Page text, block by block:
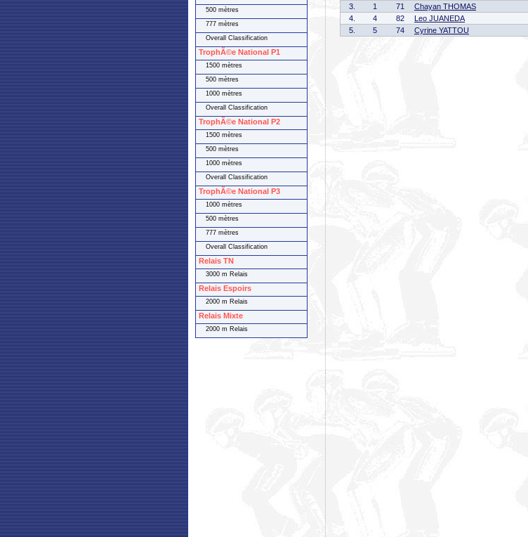
3.
1 71 Chayan THOMAS
4.
4 82 Leo JUANEDA
5.
5 74 Cyrine YATTOU
500 mètres
777 mètres
Overall Classification
TrophÃ©e National P1
1500 mètres
500 mètres
1000 mètres
Overall Classification
TrophÃ©e National P2
1500 mètres
500 mètres
1000 mètres
Overall Classification
TrophÃ©e National P3
1000 mètres
500 mètres
777 mètres
Overall Classification
Relais TN
3000 m Relais
Relais Espoirs
2000 m Relais
Relais Mixte
2000 m Relais